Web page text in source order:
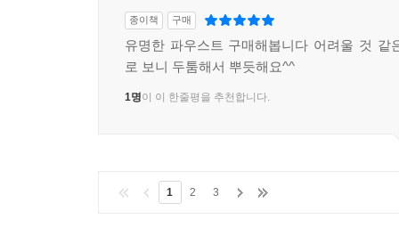
종이책 구매
유명한 파우스트 구매해봅니다 어려울 것 같
로 보니 두툼해서 뿌듯해요^^
1명이 이 한줄평을 추천합니다.
1 2 3